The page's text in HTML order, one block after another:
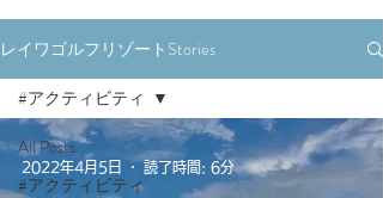
レイワゴルフリゾートStories
All Posts
#アクティビティ
#アクティビティ
2022年4月5日 読了時間: 6分